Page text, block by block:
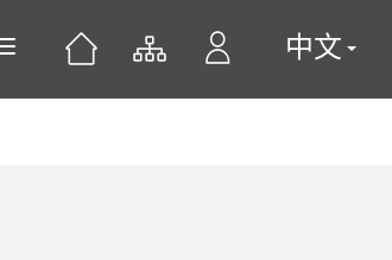
展開或關閉主選單 中文